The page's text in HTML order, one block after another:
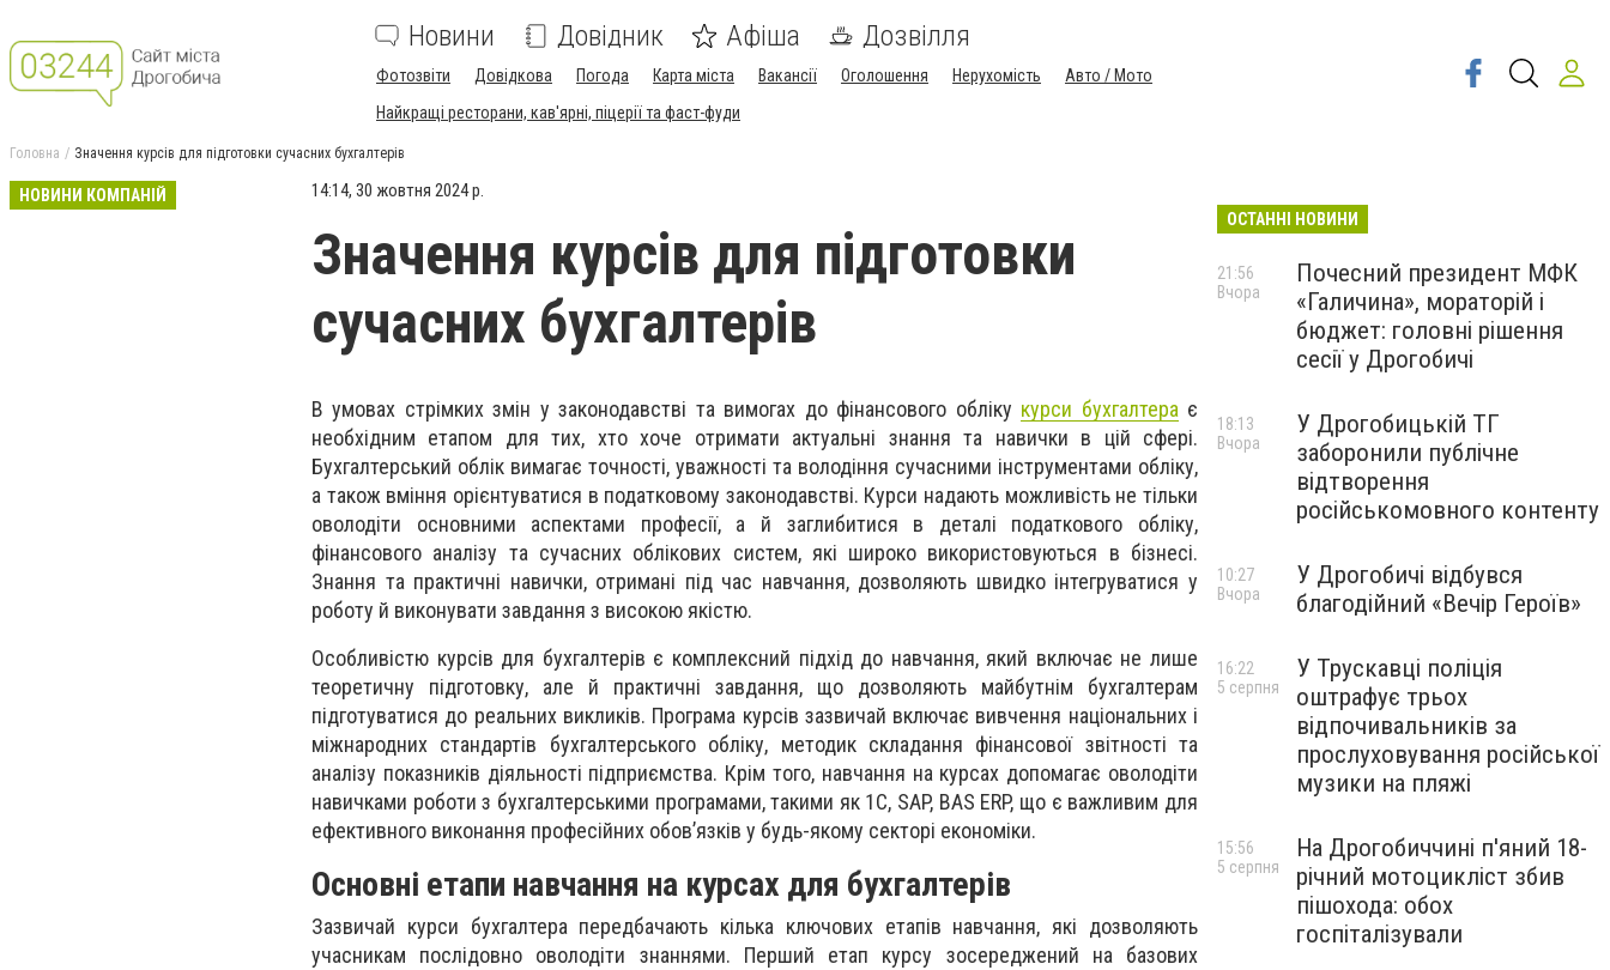
Новини Довідник Афіша Дозвілля
Фотозвіти Довідкова Погода Карта міста Вакансії Оголошення Нерухомість
Авто / Мото
Найкращі ресторани, кав'ярні, піцерії та фаст-фуди
Головна Значення курсів для підготовки сучасних бухгалтерів
НОВИНИ КОМПАНІЙ 14:14, 30 жовтня 2024 р.
Значення курсів для підготовки
сучасних бухгалтерів
В умовах стрімких змін у законодавстві та вимогах до фінансового обліку курси бухгалтера є
необхідним етапом для тих, хто хоче отримати актуальні знання та навички в цій сфері.
Бухгалтерський облік вимагає точності, уважності та володіння сучасними інструментами обліку,
а також вміння орієнтуватися в податковому законодавстві. Курси надають можливість не тільки
оволодіти основними аспектами професії, а й заглибитися в деталі податкового обліку,
фінансового аналізу та сучасних облікових систем, які широко використовуються в бізнесі.
Знання та практичні навички, отримані під час навчання, дозволяють швидко інтегруватися у
роботу й виконувати завдання з високою якістю.
Особливістю курсів для бухгалтерів є комплексний підхід до навчання, який включає не лише
теоретичну підготовку, але й практичні завдання, що дозволяють майбутнім бухгалтерам
підготуватися до реальних викликів. Програма курсів зазвичай включає вивчення національних і
міжнародних стандартів бухгалтерського обліку, методик складання фінансової звітності та
аналізу показників діяльності підприємства. Крім того, навчання на курсах допомагає оволодіти
навичками роботи з бухгалтерськими програмами, такими як 1С, SAP, BAS ERP, що є важливим для
ефективного виконання професійних обов’язків у будь-якому секторі економіки.
Основні етапи навчання на курсах для бухгалтерів
Зазвичай курси бухгалтера передбачають кілька ключових етапів навчання, які дозволяють
учасникам послідовно оволодіти знаннями. Перший етап курсу зосереджений на базових
ОСТАННІ НОВИНИ
Почесний президент МФК
«Галичина», мораторій і
бюджет: головні рішення
сесії у Дрогобичі
21:56
Вчора
У Дрогобицькій ТГ
заборонили публічне
відтворення
російськомовного контенту
18:13
Вчора
У Дрогобичі відбувся
благодійний «Вечір Героїв»
10:27
Вчора
У Трускавці поліція
оштрафує трьох
відпочивальників за
прослуховування російської
музики на пляжі
16:22
5 серпня
На Дрогобиччині п'яний 18-
річний мотоцикліст збив
пішохода: обох
госпіталізували
15:56
5 серпня